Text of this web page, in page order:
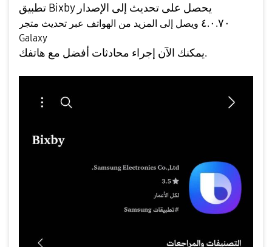
تطبيق Bixby يحصل على تحديث إلى الإصدار
٤.٠.٧٠ ويصل إلى المزيد من الهواتف عبر تحديث متجر
Galaxy
يمكنك الآن إجراء محادثات أفضل مع هاتفك.